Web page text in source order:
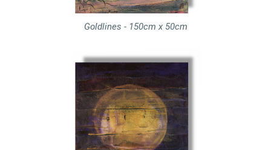
Goldlines - 150cm x 50cm